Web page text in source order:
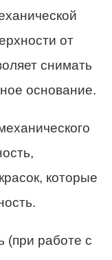
от
снимать
основание.
которые
(при работе с